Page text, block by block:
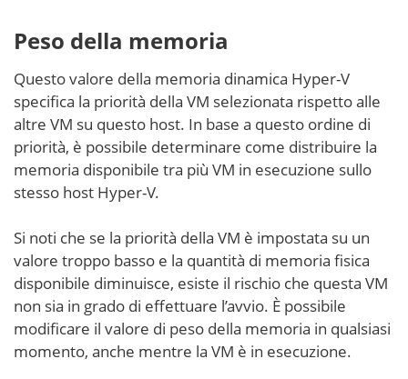
Peso della memoria
Questo valore della memoria dinamica Hyper-V
specifica la priorità della VM selezionata rispetto alle
altre VM su questo host. In base a questo ordine di
priorità, è possibile determinare come distribuire la
memoria disponibile tra più VM in esecuzione sullo
stesso host Hyper-V.
Si noti che se la priorità della VM è impostata su un
valore troppo basso e la quantità di memoria fisica
disponibile diminuisce, esiste il rischio che questa VM
non sia in grado di effettuare l’avvio. È possibile
modificare il valore di peso della memoria in qualsiasi
momento, anche mentre la VM è in esecuzione.